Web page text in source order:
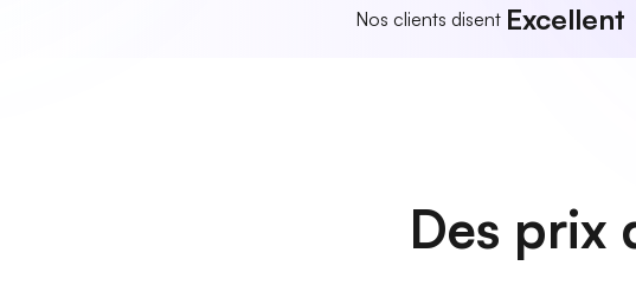
Nos clients disent Excellent
Des prix